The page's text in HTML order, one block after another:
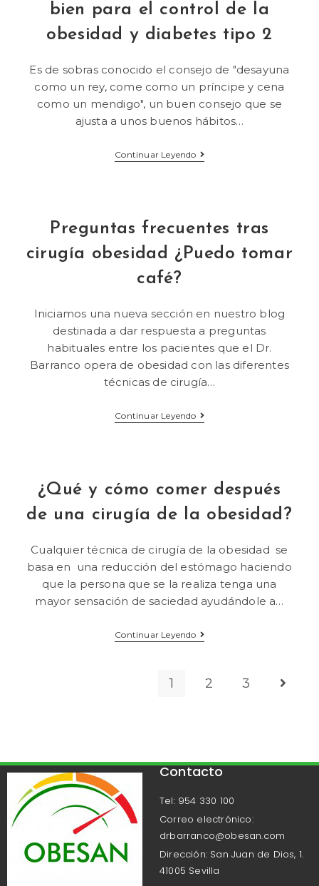
bien para el control de la
obesidad y diabetes tipo 2
Es de sobras conocido el consejo de "desayuna
como un rey, come como un príncipe y cena
como un mendigo", un buen consejo que se
ajusta a unos buenos hábitos…
Continuar Leyendo
Preguntas frecuentes tras
cirugía obesidad ¿Puedo tomar
café?
Iniciamos una nueva sección en nuestro blog
destinada a dar respuesta a preguntas
habituales entre los pacientes que el Dr.
Barranco opera de obesidad con las diferentes
técnicas de cirugía…
Continuar Leyendo
¿Qué y cómo comer después
de una cirugía de la obesidad?
Cualquier técnica de cirugía de la obesidad se
basa en una reducción del estómago haciendo
que la persona que se la realiza tenga una
mayor sensación de saciedad ayudándole a…
Continuar Leyendo
1 2 3
Contacto
Tel: 954 330 100
Correo electrónico:
drbarranco@obesan.com
Dirección: San Juan de Dios, 1.
41005 Sevilla